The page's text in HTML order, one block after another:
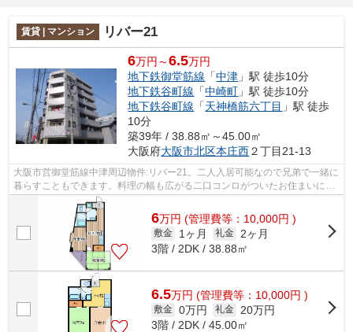
賃貸 | マンション リバー21
6万円～6.5万円
地下鉄御堂筋線 「中津 」駅 徒歩10分
地下鉄谷町線 「中崎町 」駅 徒歩10分
地下鉄谷町線 「天神橋筋六丁目 」駅 徒歩
10分
築39年 / 38.88㎡～45.00㎡
大阪府大阪市北区本庄西２丁目21-13
大阪市営御堂筋線中津周辺物件:リバー21。二人入居可能なので兄弟で一緒に
暮らすこともできます。料理の幅も広がる二口コンロがついたお住まいにな
ります。マンションに光ファイバーを...
6万円 (管理費等：10,000円 )
敷金 1ヶ月 礼金
2ヶ月
3階 / 2DK / 38.88㎡
6.5万円 (管理費等：10,000円 )
敷金 0万円 礼金
20万円
3階 / 2DK / 45.00㎡